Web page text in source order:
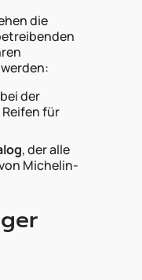
die
der
für
, der alle
Michelin-